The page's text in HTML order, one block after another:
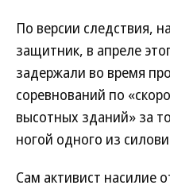
По версии следствия,
защитник, в апреле
задержали во время
соревнований по
высотных зданий» за
ногой одного из
Сам активист насилие